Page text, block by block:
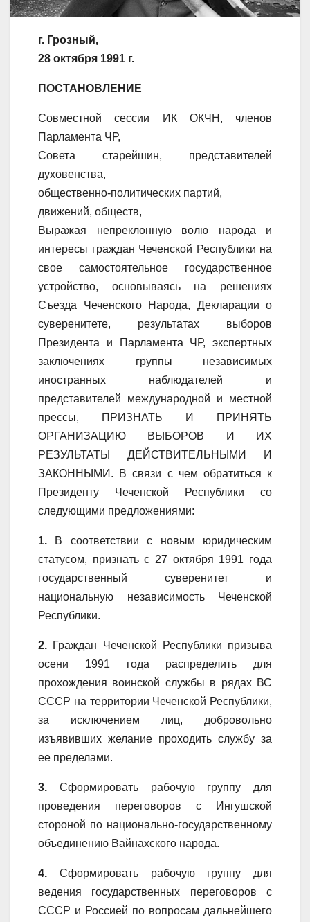
г. Грозный,
28 октября 1991 г.
ПОСТАНОВЛЕНИЕ
Совместной сессии ИК ОКЧН, членов
Парламента ЧР,
Совета старейшин, представителей
духовенства,
общественно-политических партий,
движений, обществ,
Выражая непреклонную волю народа и
интересы граждан Чеченской Республики на
свое самостоятельное государственное
устройство, основываясь на решениях
Съезда Чеченского Народа, Декларации о
суверенитете, результатах выборов
Президента и Парламента ЧР, экспертных
заключениях группы независимых
иностранных наблюдателей и
представителей международной и местной
прессы, ПРИЗНАТЬ И ПРИНЯТЬ
ОРГАНИЗАЦИЮ ВЫБОРОВ И ИХ
РЕЗУЛЬТАТЫ ДЕЙСТВИТЕЛЬНЫМИ И
ЗАКОННЫМИ. В связи с чем обратиться к
Президенту Чеченской Республики со
следующими предложениями:
1. В соответствии с новым юридическим
статусом, признать с 27 октября 1991 года
государственный суверенитет и
национальную независимость Чеченской
Республики.
2. Граждан Чеченской Республики призыва
осени 1991 года распределить для
прохождения воинской службы в рядах ВС
СССР на территории Чеченской Республики,
за исключением лиц, добровольно
изъявивших желание проходить службу за
ее пределами.
3. Сформировать рабочую группу для
проведения переговоров с Ингушской
стороной по национально-государственному
объединению Вайнахского народа.
4. Сформировать рабочую группу для
ведения государственных переговоров с
СССР и Россией по вопросам дальнейшего